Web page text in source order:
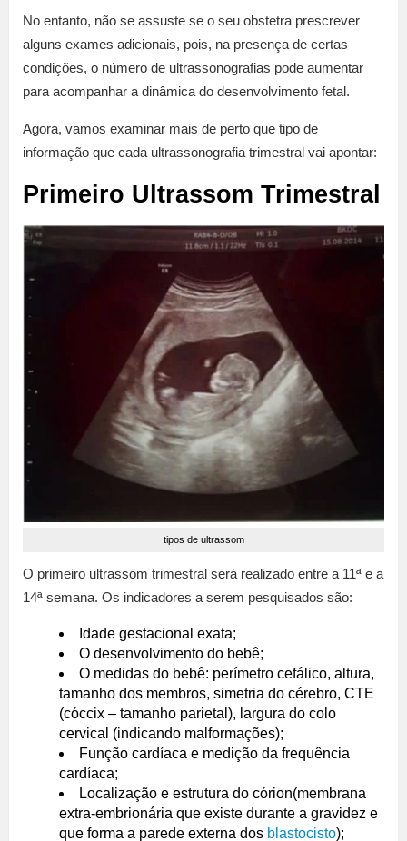
No entanto, não se assuste se o seu obstetra prescrever
alguns exames adicionais, pois, na presença de certas
condições, o número de ultrassonografias pode aumentar
para acompanhar a dinâmica do desenvolvimento fetal.
Agora, vamos examinar mais de perto que tipo de
informação que cada ultrassonografia trimestral vai apontar:
Primeiro Ultrassom Trimestral
tipos de ultrassom
O primeiro ultrassom trimestral será realizado entre a 11ª e a
14ª semana. Os indicadores a serem pesquisados são:
Idade gestacional exata;
O desenvolvimento do bebê;
O medidas do bebê: perímetro cefálico, altura,
tamanho dos membros, simetria do cérebro, CTE
(cóccix – tamanho parietal), largura do colo
cervical (indicando malformações);
Função cardíaca e medição da frequência
cardíaca;
Localização e estrutura do córion(membrana
extra-embrionária que existe durante a gravidez e
que forma a parede externa dos blastocisto);